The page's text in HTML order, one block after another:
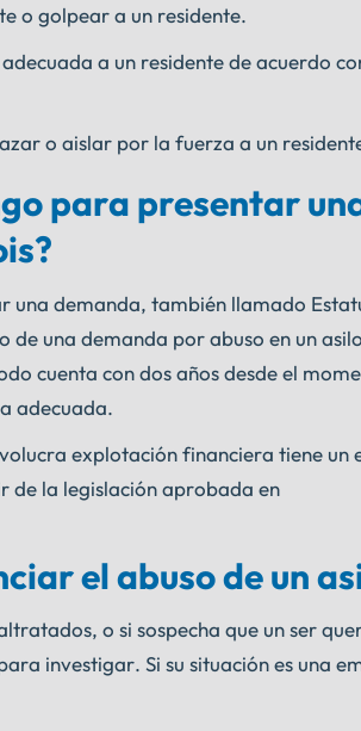
o golpear a un residente.
a un residente de acuerdo
o aislar por la fuerza a un
para presentar
una demanda, también llamado
de una demanda por abuso en un
cuenta con dos años desde el
adecuada.
explotación financiera tiene
de la legislación aprobada en
el abuso de un
o si sospecha que un ser
investigar. Si su situación es una